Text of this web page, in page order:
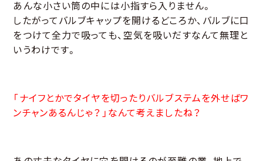
あんな小さい筒の中には小指すら入りません。
したがってバルブキャップを開けるどころか、バルブに口
をつけて全力で吸っても、空気を吸いだすなんて無理と
いうわけです。
「ナイフとかでタイヤを切ったりバルブステムを外せばワ
ンチャンあるんじゃ？」なんて考えましたね？